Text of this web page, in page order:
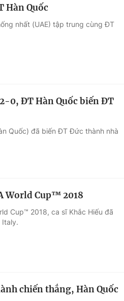
Hàn Quốc
nhất (UAE) tập trung cùng ĐT
0, ĐT Hàn Quốc biến ĐT
Quốc) đã biến ĐT Đức thành nhà
World Cup™ 2018
Cup™ 2018, ca sĩ Khắc Hiếu đã
Italy.
chiến thắng, Hàn Quốc